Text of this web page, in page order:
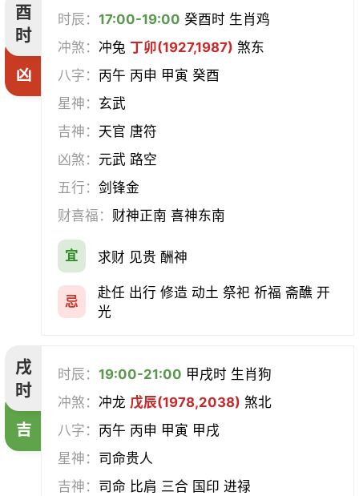
酉
时
凶
时辰：17:00-19:00 癸酉时 生肖鸡
冲煞：冲兔 丁卯(1927,1987) 煞东
八字： 丙午 丙申 甲寅 癸酉
星神： 玄武
吉神： 天官 唐符
凶煞： 元武 路空
五行：剑锋金
财喜福： 财神正南 喜神东南
宜 求财 见贵 酬神
忌
赴任 出行 修造 动土 祭祀 祈福 斋醮 开
光
戌
时
吉
时辰：19:00-21:00 甲戌时 生肖狗
冲煞：冲龙 戊辰(1978,2038) 煞北
八字： 丙午 丙申 甲寅 甲戌
星神： 司命贵人
吉神： 司命 比肩 三合 国印 进禄